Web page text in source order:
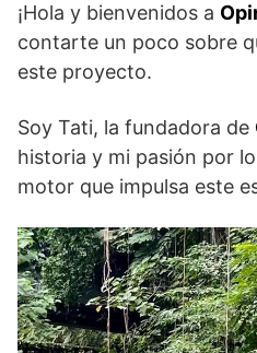
¡Hola y bienvenidos a
contarte un poco sobre
este proyecto.
Soy Tati, la fundadora de
historia y mi pasión por
motor que impulsa este